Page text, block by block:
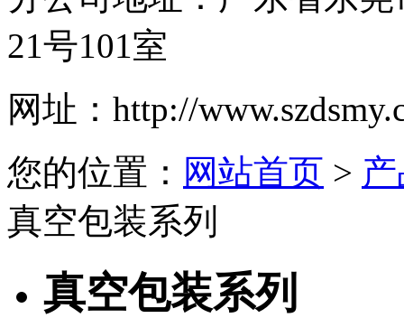
21号101室
网址： http://
您的位置： 网站首页 >
真空包装系列
真空包装系列